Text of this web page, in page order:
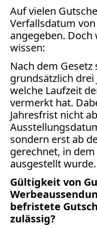
Auf vielen
Verfallsdatum
angegeben.
wissen:
Nach dem
grundsätzlich drei
welche Laufzeit
vermerkt hat.
Jahresfrist nicht
sondern erst ab
gerechnet, in
ausgestellt wurde.
Gültigkeit von
befristete
zulässig?
AGB
Abmahnung
Aktuelle
Stunde
BGH
Beleidigung
Datenschutz
Ebay
Facebook
Google
Haftung
Influencer
Instagram